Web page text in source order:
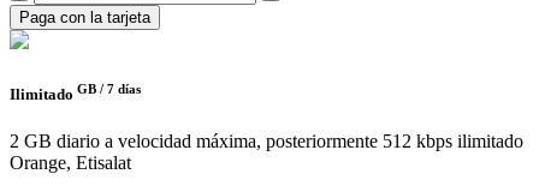
Paga con la tarjeta
Ilimitado GB / 7 días
2 GB diario a velocidad máxima, posteriormente 512 kbps ilimitado
Orange, Etisalat